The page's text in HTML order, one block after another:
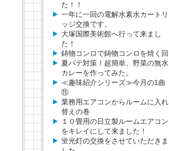
た！！
一年に一回の電解水素水カートリ
ッジ交換です。
大塚国際美術館へ行って来まし
た！
鋳物コンロで鋳物コンロを焼く回
夏バテ対策！超簡単、野菜の無水
カレーを作ってみた。
≪趣味紹介シリーズ≫今月の1曲
⑪
業務用エアコンからルームに入れ
替えの巻
１０畳用の日立製ルームエアコン
をキレイにして来ました！
蛍光灯の交換をさせていただきま